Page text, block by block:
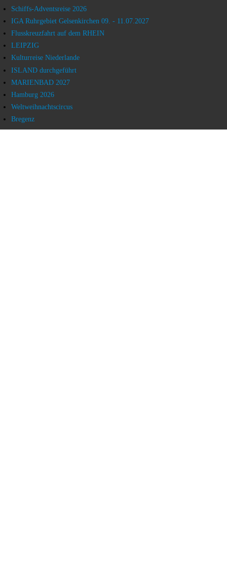
Schiffs-Adventsreise 2026
IGA Ruhrgebiet Gelsenkirchen 09. - 11.07.2027
Flusskreuzfahrt auf dem RHEIN
LEIPZIG
Kulturreise Niederlande
ISLAND durchgeführt
MARIENBAD 2027
Hamburg 2026
Weltweihnachtscircus
Bregenz